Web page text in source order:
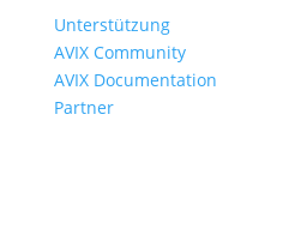
Unterstützung
AVIX Community
AVIX Documentation
Partner